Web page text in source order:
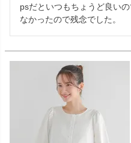
psだといつもちょうど良い
なかったので残念でした。